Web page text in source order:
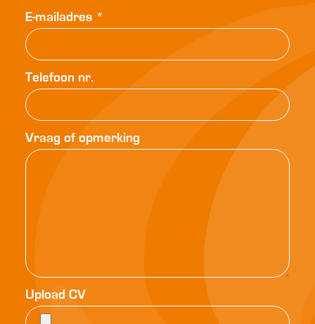
E-mailadres *
Telefoon nr.
Vraag of opmerking
Upload CV